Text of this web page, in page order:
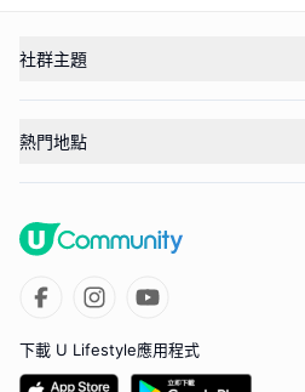
社群主題
熱門地點
下載 U Lifestyle應用程式